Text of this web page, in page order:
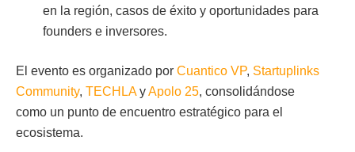
en la región, casos de éxito y oportunidades para
founders e inversores.
El evento es organizado por Cuantico VP, Startuplinks
Community, TECHLAyApolo 25, consolidándose
como un punto de encuentro estratégico para el
ecosistema.